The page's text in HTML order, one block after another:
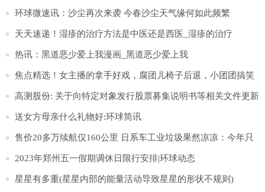
资本市场生态
环球微速讯：沙尘再次来袭 今春沙尘天气缘何如此频繁
天天速递！湿疹的治疗方法是中医还是西医_湿疹的治疗
热讯：黑道恶少爱上我漫画_黑道恶少爱上我
焦点精选！女主播的拿手好戏，腐团儿椅子后退，小团团搞笑
搞怪，那沫子呢？
高测股份: 关于向特定对象发行股票募集说明书等相关文件更新
财务数据的提示性公告
送女方母亲什么礼物好:环球简讯
售价20多万续航仅160公里 日系车工业垃圾果然凉凉：今年只
卖出15辆|今日聚焦
2023年郑州五一假期调休日限行安排|环球动态
星星有多重(星星内部的能量活动导致星星的形状不规则)